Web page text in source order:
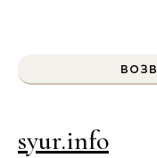
syur.info